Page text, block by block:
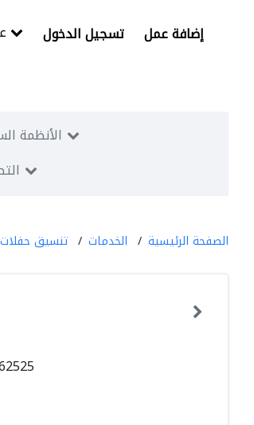
تسجيل الدخول إضافة عمل
الأنظمة
الصفحة الرئيسية الخدمات تنسيق حفلات